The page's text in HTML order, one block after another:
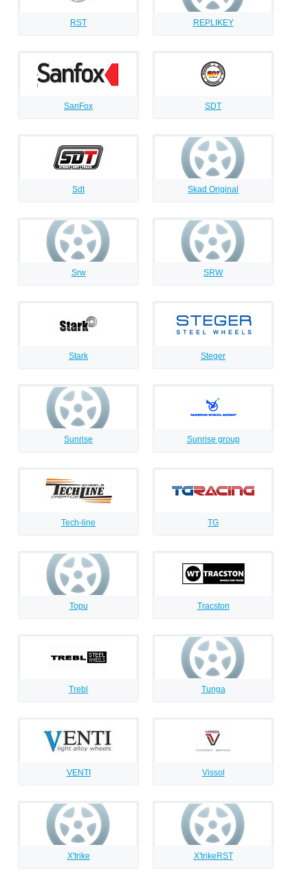
RST RЕPLIKEY
SanFox SDT
Sdt Skad Original
Srw SRW
Stark Steger
Sunrise Sunrise group
Tech-line TG
Topu Tracston
Trebl Tunga
VENTI Vissol
X'trike X'trikeRST